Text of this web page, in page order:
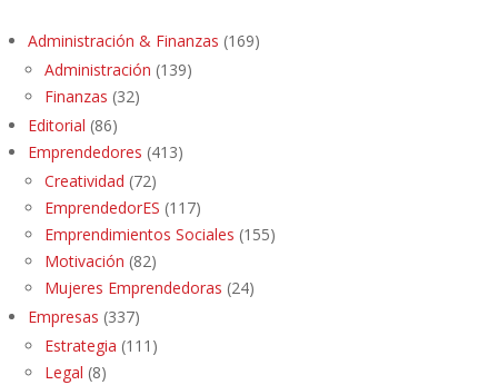
Administración & Finanzas (169)
Administración (139)
Finanzas (32)
Editorial (86)
Emprendedores (413)
Creatividad (72)
EmprendedorES (117)
Emprendimientos Sociales (155)
Motivación (82)
Mujeres Emprendedoras (24)
Empresas (337)
Estrategia (111)
Legal (8)